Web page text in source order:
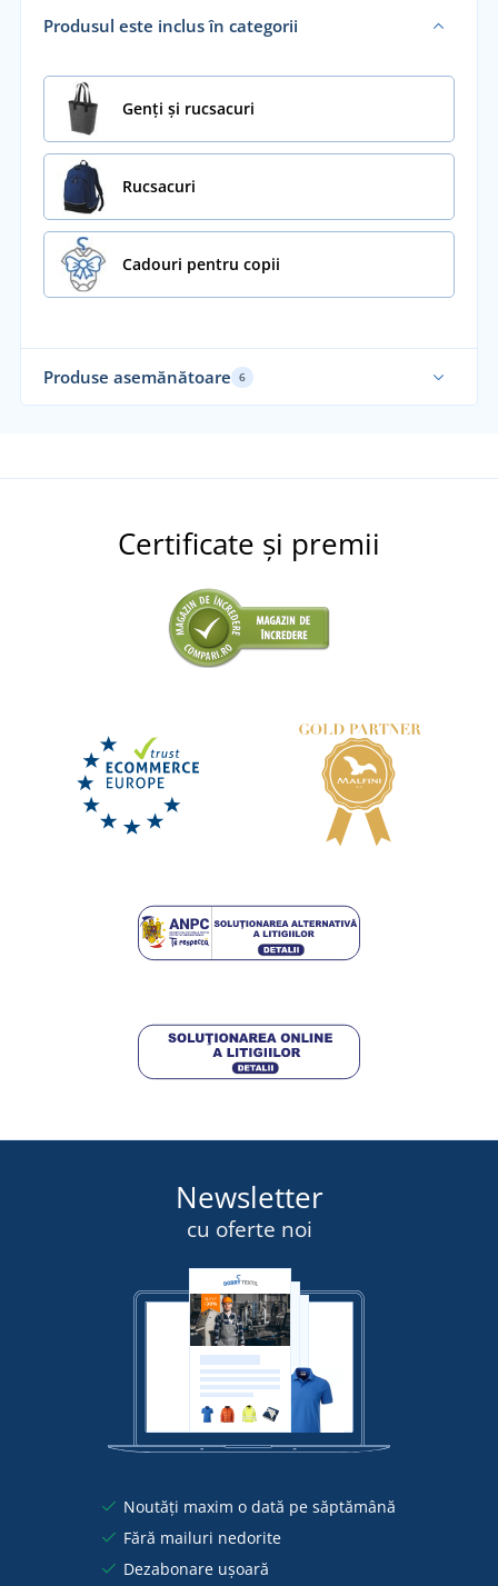
Produsul este inclus în categorii
Genți și rucsacuri
Rucsacuri
Cadouri pentru copii
Produse asemănătoare 6
21,75 lei
Certificate și premii
Newsletter
cu oferte noi
Noutăți maxim o dată pe săptămână
Fără mailuri nedorite
Dezabonare ușoară